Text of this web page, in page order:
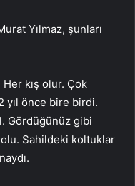
Yılmaz, şunları
kış olur. Çok
yıl önce bire birdi.
Gördüğünüz gibi
Sahildeki koltuklar